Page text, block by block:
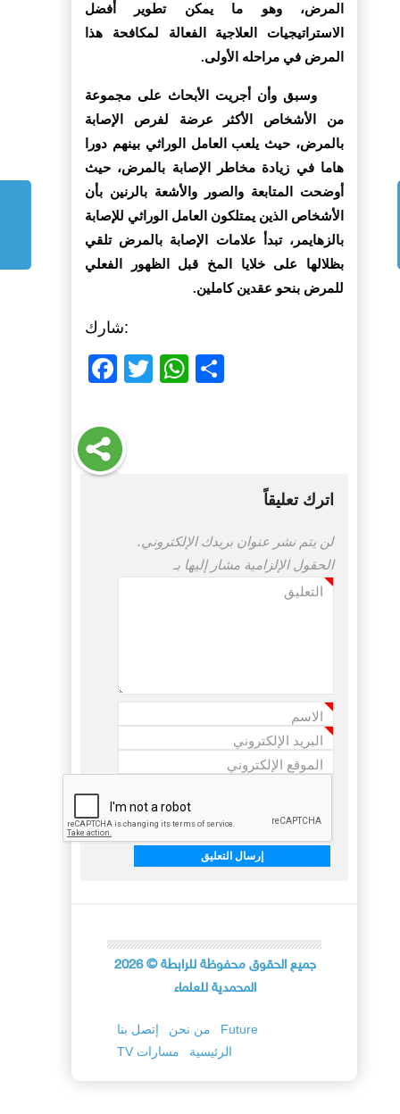
المرض، وهو ما يمكن تطوير أفضل
الاستراتيجيات العلاجية الفعالة لمكافحة هذا
المرض في مراحله الأولى.
وسبق وأن أجريت الأبحاث على مجموعة
من الأشخاص الأكثر عرضة لفرص الإصابة
بالمرض، حيث يلعب العامل الوراثي بينهم دورا
هاما في زيادة مخاطر الإصابة بالمرض، حيث
أوضحت المتابعة والصور والأشعة بالرنين بأن
الأشخاص الذين يمتلكون العامل الوراثي للإصابة
بالزهايمر، تبدأ علامات الإصابة بالمرض تلقي
بظلالها على خلايا المخ قبل الظهور الفعلي
للمرض بنحو عقدين كاملين.
شارك:
Facebook
TwitterWhatsApp
اترك تعليقاً
لن يتم نشر عنوان بريدك الإلكتروني.
الحقول الإلزامية مشار إليها بـ
التعليق
الاسم *
البريد الإلكتروني *
الموقع الإلكتروني
2026©جميع الحقوق محفوظة للرابطة
المحمدية للعلماء
إتصل بنا من نحن
Future
TV مسارات
الرئيسية